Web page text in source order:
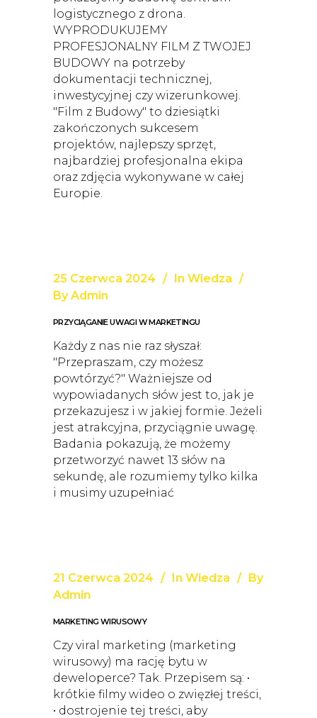
logistycznego z drona.
WYPRODUKUJEMY
PROFESJONALNY FILM Z TWOJEJ
BUDOWY na potrzeby
dokumentacji technicznej,
inwestycyjnej czy wizerunkowej.
"Film z Budowy" to dziesiątki
zakończonych sukcesem
projektów, najlepszy sprzęt,
najbardziej profesjonalna ekipa
oraz zdjęcia wykonywane w całej
Europie.
25 Czerwca 2024 In Wiedza
By Admin
PRZYCIĄGANIE UWAGI W MARKETINGU
Każdy z nas nie raz słyszał:
"Przepraszam, czy możesz
powtórzyć?" Ważniejsze od
wypowiadanych słów jest to, jak je
przekazujesz i w jakiej formie. Jeżeli
jest atrakcyjna, przyciągnie uwagę.
Badania pokazują, że możemy
przetworzyć nawet 13 słów na
sekundę, ale rozumiemy tylko kilka
i musimy uzupełniać
21 Czerwca 2024 In Wiedza
By
Admin
MARKETING WIRUSOWY
Czy viral marketing (marketing
wirusowy) ma rację bytu w
deweloperce? Tak. Przepisem są: •
krótkie filmy wideo o zwięzłej treści,
• dostrojenie tej treści, aby